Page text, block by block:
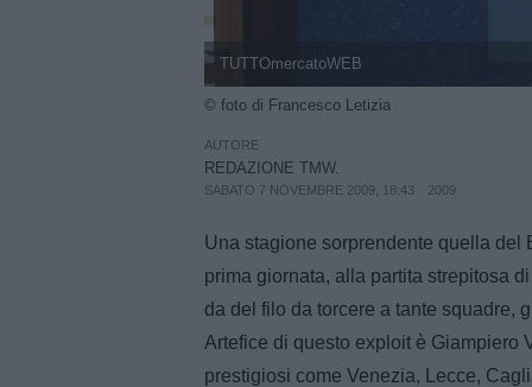
TUTTOmercatoWEB
© foto di Francesco Letizia
AUTORE
REDAZIONE TMW.
SABATO 7 NOVEMBRE 2009, 18:43 2009
Una stagione sorprendente quella del
prima giornata, alla partita strepitosa
da del filo da torcere a tante squadre,
Artefice di questo exploit è Giampiero
prestigiosi come Venezia, Lecce,